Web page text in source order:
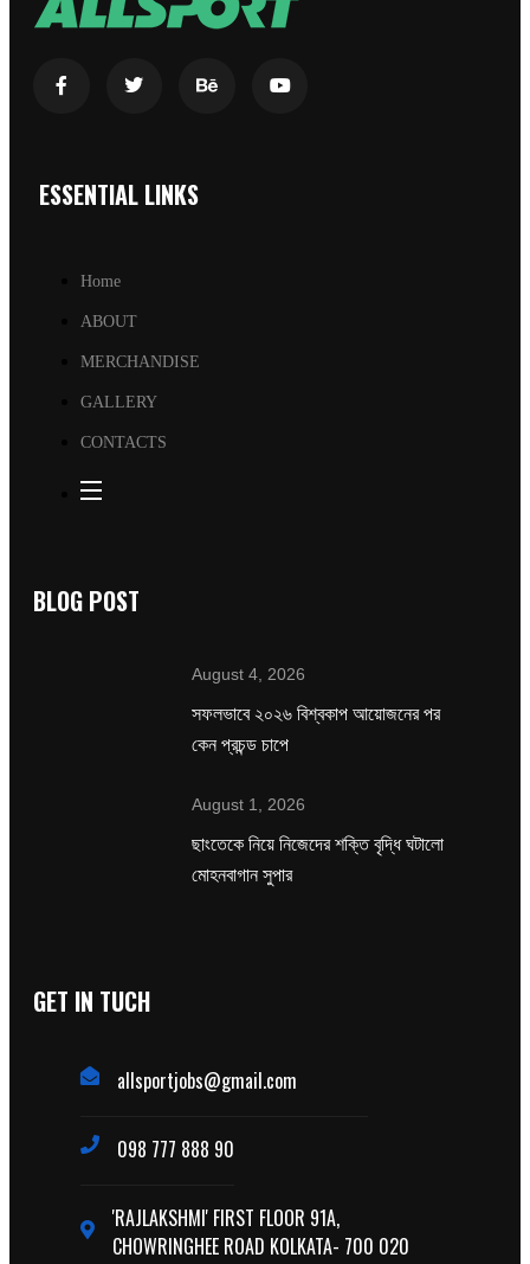
ESSENTIAL LINKS
Home
ABOUT
MERCHANDISE
GALLERY
CONTACTS
BLOG POST
August 4, 2026
সফলভাবে ২০২৬ বিশ্বকাপ আয়োজনের পর
কেন প্রচন্ড চাপে
August 1, 2026
ছাংতেকে নিয়ে নিজেদের শক্তি বৃদ্ধি ঘটালো
মোহনবাগান সুপার
GET IN TUCH
allsportjobs@gmail.com
098 777 888 90
'RAJLAKSHMI' FIRST FLOOR 91A,
CHOWRINGHEE ROAD KOLKATA- 700 020